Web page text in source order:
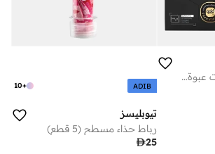
مناديل تنظيف القبعات عبوة من
+
10 ADIB
تيوبليسز
رباط حذاء مسطح (5 قطع)
25